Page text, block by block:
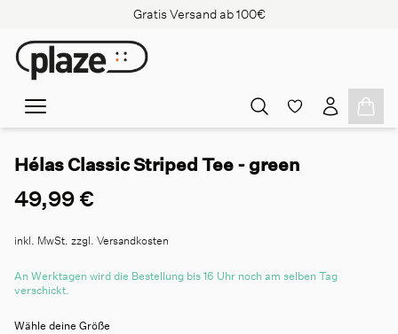
Gratis Versand ab 100€
Hélas Classic Striped Tee - green
49,99 €
inkl. MwSt. zzgl. Versandkosten
An Werktagen wird die Bestellung bis 16 Uhr noch am selben Tag
verschickt.
Wähle deine Größe